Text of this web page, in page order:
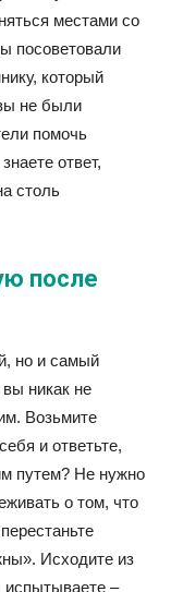
местами со
посоветовали
который
не были
помочь
ответ,
столь
после
но и самый
никак не
Возьмите
и ответьте,
путем? Не нужно
о том, что
Исходите из
–